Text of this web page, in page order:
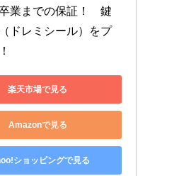
業までの保証！　鍵
ドレミシール）をプ
楽天市場で見る
Amazonで見る
ショッピングで見る